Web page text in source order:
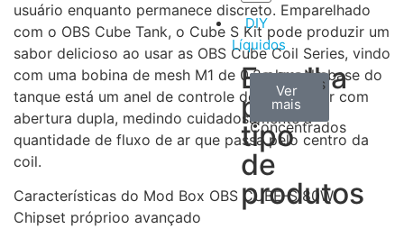
DIY
Líquidos
Escolha
por
tipo
de
produtos
Aromas
Concentrados
Ver
todos
Bases
Ver
mais
Accesorios
Ver
mais
usuário enquanto permanece discreto. Emparelhado
com o OBS Cube Tank, o Cube S Kit pode produzir um
sabor delicioso ao usar as OBS Cube Coil Series, vindo
com uma bobina de mesh M1 de 0,2 ohm. Na base do
tanque está um anel de controle de fluxo de ar com
abertura dupla, medindo cuidadosamente a
quantidade de fluxo de ar que passa pelo centro da
coil.
Características do Mod Box OBS CUBE-S 80W:
Chipset próprioo avançado